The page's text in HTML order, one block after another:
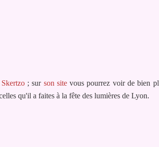
Skertzo; sur son sitevous pourrez voir de bien
qu'il a faites à la fête des lumières de Lyon.